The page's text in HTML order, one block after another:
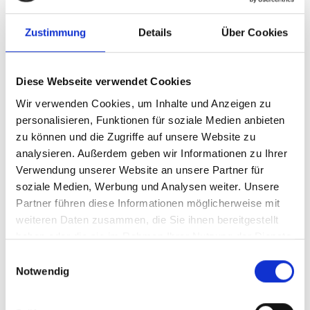
Zustimmung Details Über Cookies
Diese Webseite verwendet Cookies
Wir verwenden Cookies, um Inhalte und Anzeigen zu
personalisieren, Funktionen für soziale Medien anbieten
zu können und die Zugriffe auf unsere Website zu
analysieren. Außerdem geben wir Informationen zu Ihrer
Verwendung unserer Website an unsere Partner für
soziale Medien, Werbung und Analysen weiter. Unsere
Partner führen diese Informationen möglicherweise mit
weiteren Daten zusammen, die Sie ihnen bereitgestellt
haben oder die sie im Rahmen Ihrer Nutzung der Dienste
Notwendig
Publikationen zum Projekt
06/ 2026 | Bildungsmaterialien
IKI-Brasilien-Manifest